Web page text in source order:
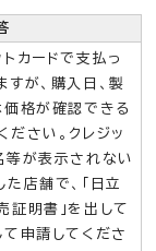
カードで支払っ
が、購入日、製
価格が確認できる
さい。クレジッ
等が表示されない
店舗で、「日立
証明書」を出して
て申請してくださ